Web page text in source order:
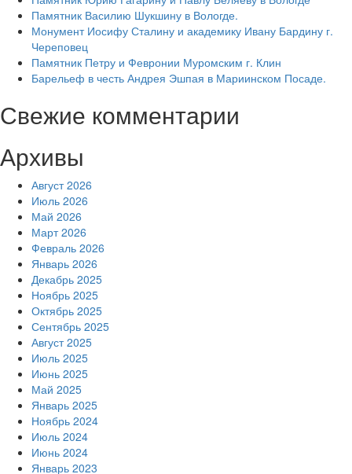
Памятник Василию Шукшину в Вологде.
Монумент Иосифу Сталину и академику Ивану Бардину г.
Череповец
Памятник Петру и Февронии Муромским г. Клин
Барельеф в честь Андрея Эшпая в Мариинском Посаде.
Свежие комментарии
Архивы
Август 2026
Июль 2026
Май 2026
Март 2026
Февраль 2026
Январь 2026
Декабрь 2025
Ноябрь 2025
Октябрь 2025
Сентябрь 2025
Август 2025
Июль 2025
Июнь 2025
Май 2025
Январь 2025
Ноябрь 2024
Июль 2024
Июнь 2024
Январь 2023